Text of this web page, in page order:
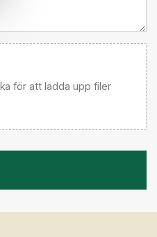
för att ladda upp filer